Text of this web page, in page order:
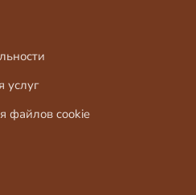
услуг
файлов cookie